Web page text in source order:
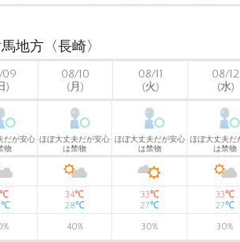
地方〈長崎〉
09
)
08/10
(月)
08/11
(火)
08/12
(水)
だが安心
物
ほぼ大丈夫だが安心
は禁物
ほぼ大丈夫だが安心
は禁物
ほぼ大丈夫だ
は禁物
℃
℃
34℃
28℃
33℃
27℃
33℃
27℃
% 40% 30% 30%